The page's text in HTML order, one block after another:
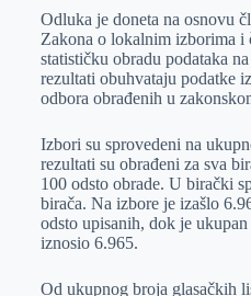
Odluka je doneta na osnovu
Zakona o lokalnim izborima i
statističku obradu podataka
rezultati obuhvataju podatke
odbora obrađenih u
Izbori su sprovedeni na
rezultati su obrađeni za sva
100 odsto obrade. U birački
birača. Na izbore je izašlo
odsto upisanih, dok je
iznosio 6.965.
Od ukupnog broja glasačkih